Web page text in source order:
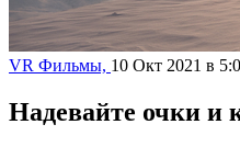
VR Фильмы, 10 Окт 2021 в
Надевайте очки и